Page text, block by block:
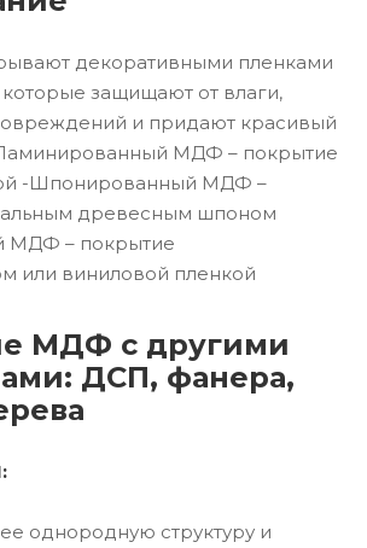
декоративными пленками
защищают от влаги,
и придают красивый
МДФ – покрытие
-Шпонированный МДФ –
древесным шпоном
МДФ – покрытие
или виниловой пленкой
МДФ с другими
ДСП, фанера,
однородную структуру и